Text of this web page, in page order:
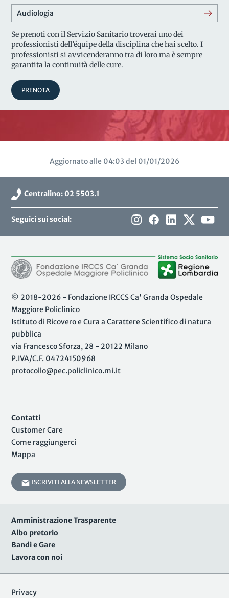
Audiologia
Se prenoti con il Servizio Sanitario troverai uno dei
professionisti dell’équipe della disciplina che hai scelto. I
professionisti si avvicenderanno tra di loro ma è sempre
garantita la continuità delle cure.
PRENOTA
Aggiornato alle 04:03 del 01/01/2026
Centralino: 02 5503.1
Seguici sui social:
© 2018-2026 - Fondazione IRCCS Ca' Granda Ospedale
Maggiore Policlinico
Istituto di Ricovero e Cura a Carattere Scientifico di natura
pubblica
via Francesco Sforza, 28 - 20122 Milano
P.IVA/C.F. 04724150968
protocollo@pec.policlinico.mi.it
Contatti
Customer Care
Come raggiungerci
Mappa
ISCRIVITI ALLA NEWSLETTER
Amministrazione Trasparente
Albo pretorio
Bandi e Gare
Lavora con noi
Privacy